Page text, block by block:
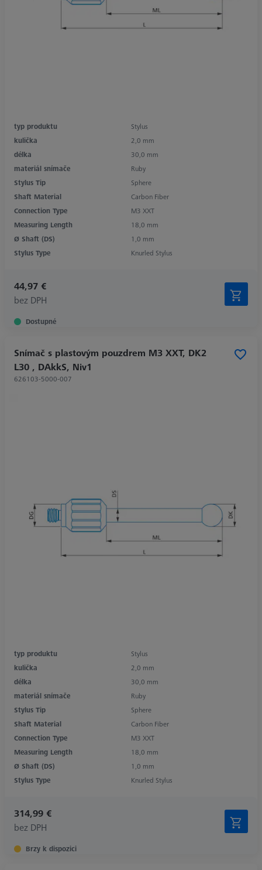
typ produktu
Stylus
kulička
2,0 mm
délka
30,0 mm
materiál snímače
Ruby
Stylus Tip
Sphere
Shaft Material
Carbon Fiber
Connection Type
M3 XXT
Measuring Length
18,0 mm
Ø Shaft (DS)
1,0 mm
Stylus Type
Knurled Stylus
44,97 €
bez DPH
Dostupné
Snímač s plastovým pouzdrem M3 XXT, DK2
L30 , DAkkS, Niv1
626103-5000-007
typ produktu
Stylus
kulička
2,0 mm
délka
30,0 mm
materiál snímače
Ruby
Stylus Tip
Sphere
Shaft Material
Carbon Fiber
Connection Type
M3 XXT
Measuring Length
18,0 mm
Ø Shaft (DS)
1,0 mm
Stylus Type
Knurled Stylus
314,99 €
bez DPH
Brzy k dispozici